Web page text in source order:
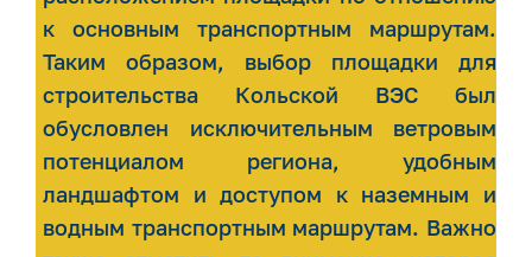
к основным транспортным маршрутам.
Таким образом, выбор площадки для
строительства Кольской ВЭС был
обусловлен исключительным ветровым
потенциалом региона, удобным
ландшафтом и доступом к наземным и
водным транспортным маршрутам. Важно